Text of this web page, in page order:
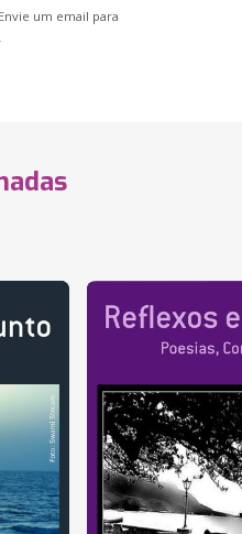
um email para